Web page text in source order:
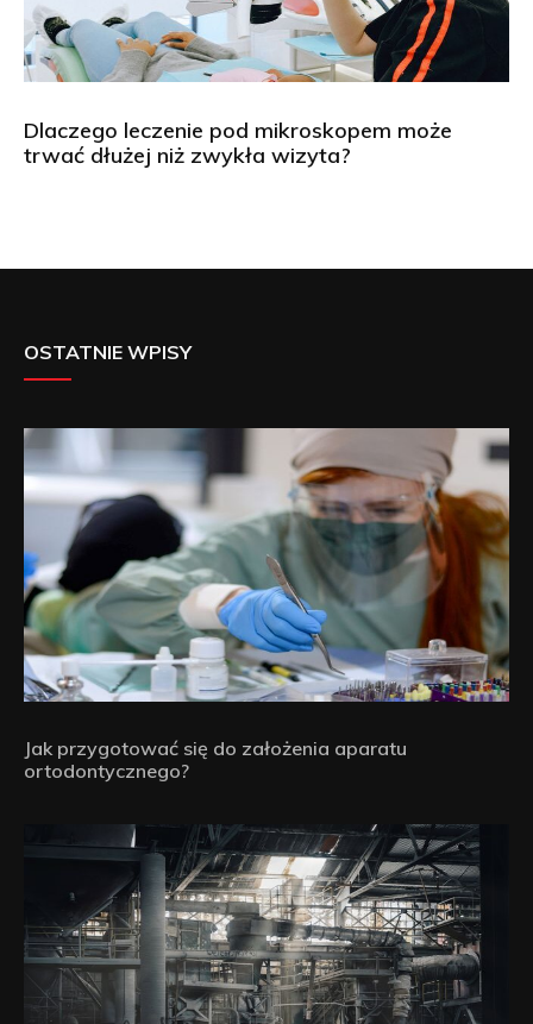
Dlaczego leczenie pod mikroskopem może
trwać dłużej niż zwykła wizyta?
OSTATNIE WPISY
Jak przygotować się do założenia aparatu
ortodontycznego?